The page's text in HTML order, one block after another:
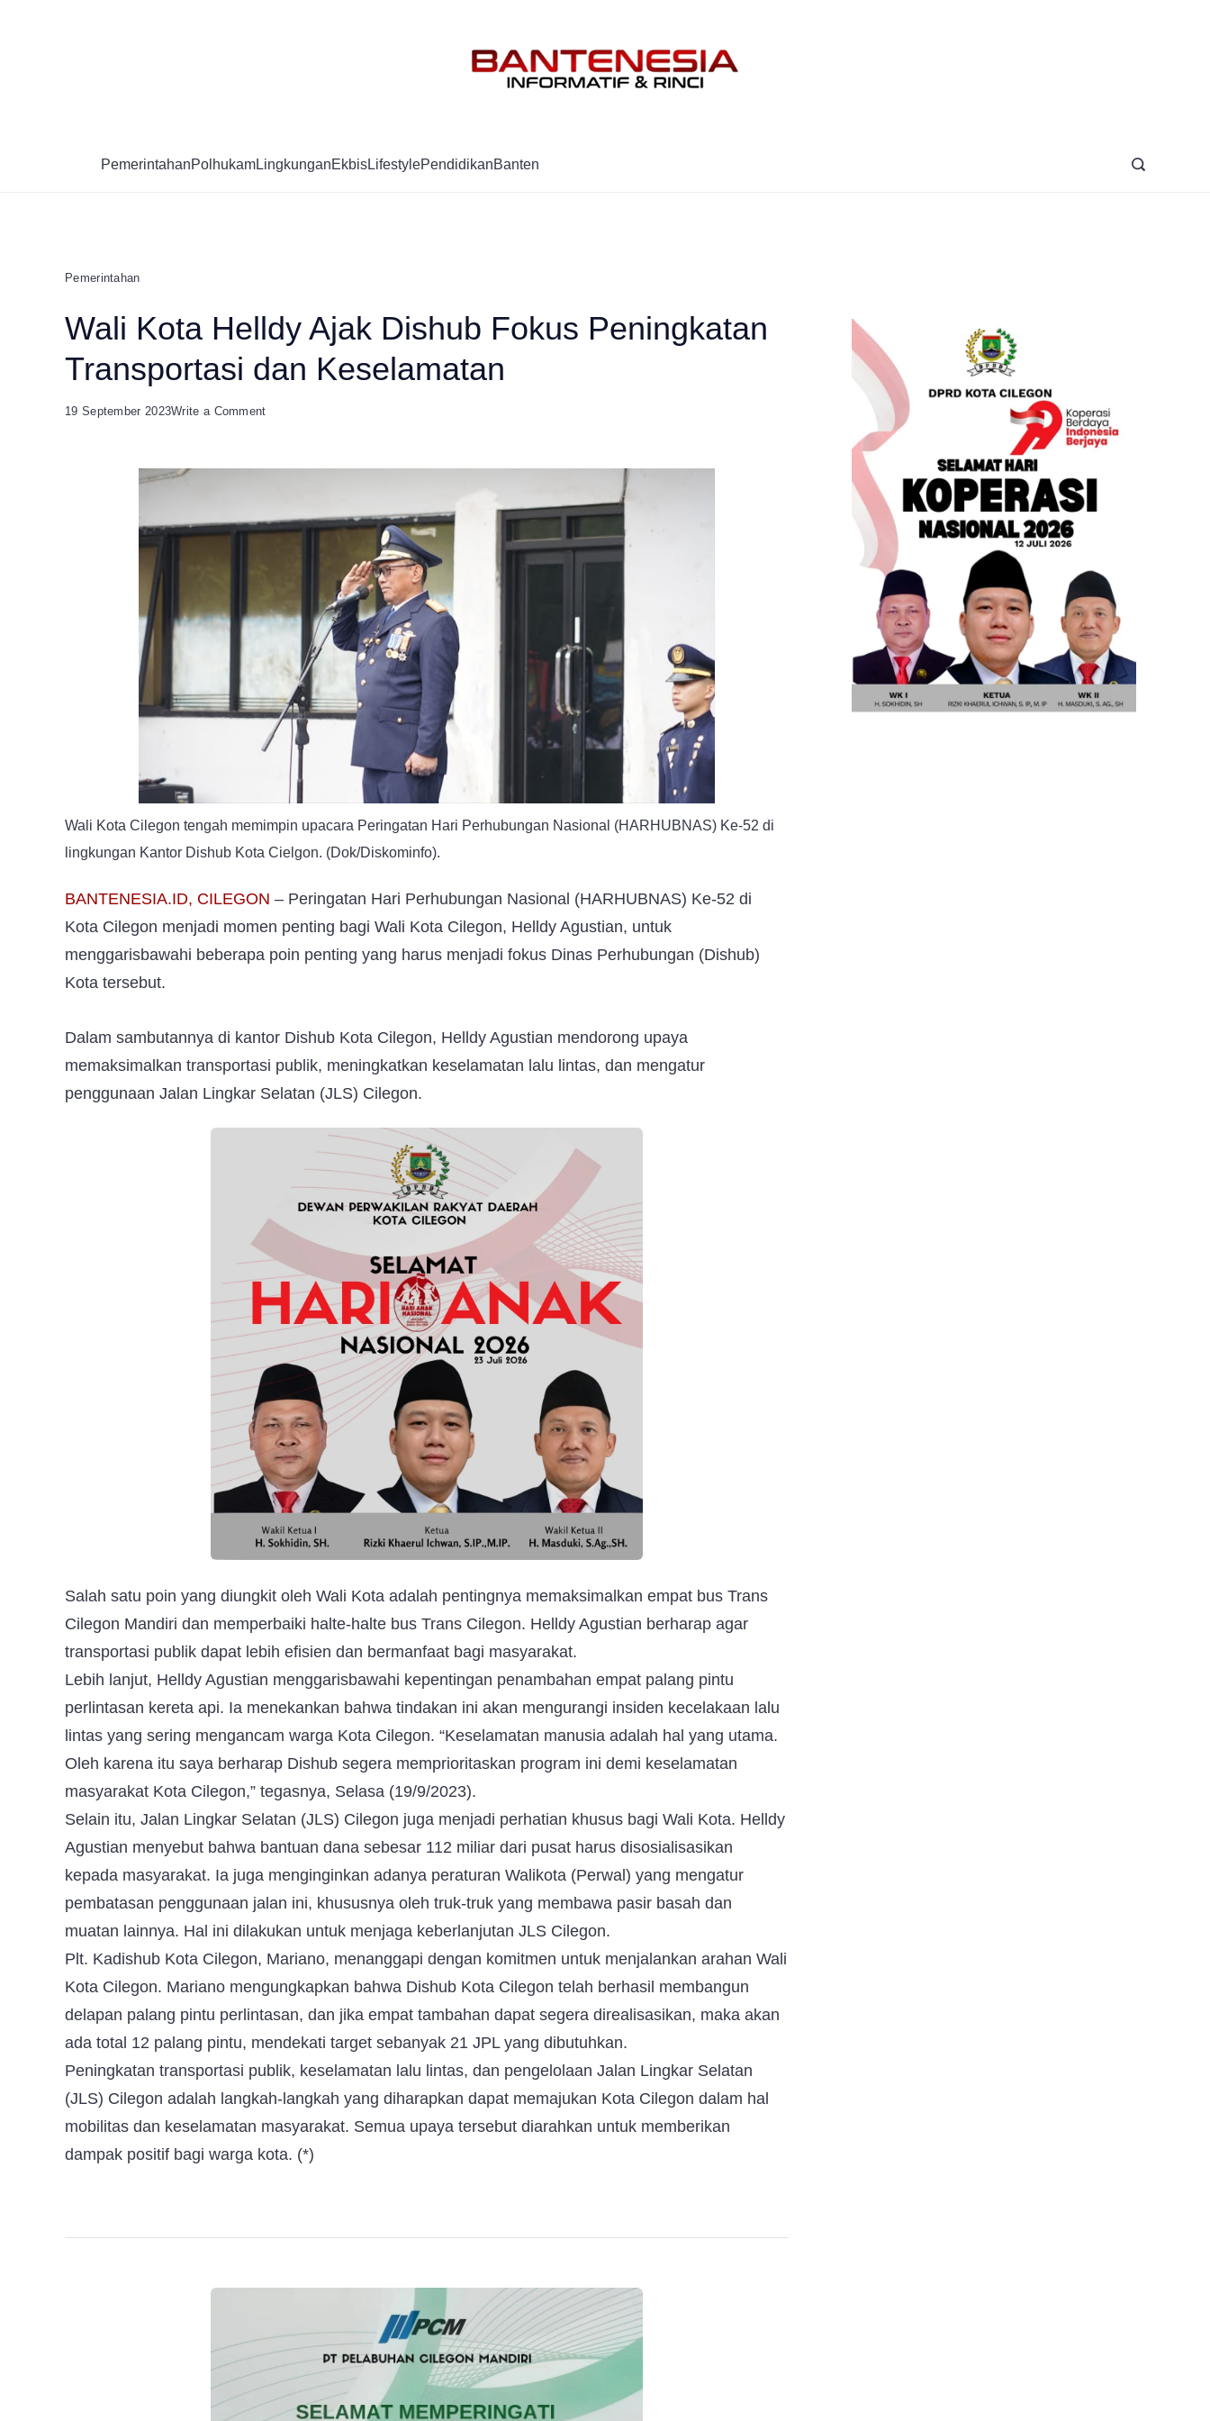
PemerintahanPolhukamLingkunganEkbisLifestylePendidikanBanten
Pemerintahan
Wali Kota Helldy Ajak Dishub Fokus Peningkatan
Transportasi dan Keselamatan
19 September 2023Write a Commenton
Ajak
Peningkatan
Transportasi
Keselamatan
Wali Kota Cilegon tengah memimpin upacara Peringatan Hari Perhubungan Nasional (HARHUBNAS) Ke-52 di
lingkungan Kantor Dishub Kota Cielgon. (Dok/Diskominfo).
BANTENESIA.ID, CILEGON – Peringatan Hari Perhubungan Nasional (HARHUBNAS) Ke-52 di
Kota Cilegon menjadi momen penting bagi Wali Kota Cilegon, Helldy Agustian, untuk
menggarisbawahi beberapa poin penting yang harus menjadi fokus Dinas Perhubungan (Dishub)
Kota tersebut.
Dalam sambutannya di kantor Dishub Kota Cilegon, Helldy Agustian mendorong upaya
memaksimalkan transportasi publik, meningkatkan keselamatan lalu lintas, dan mengatur
penggunaan Jalan Lingkar Selatan (JLS) Cilegon.
Salah satu poin yang diungkit oleh Wali Kota adalah pentingnya memaksimalkan empat bus Trans
Cilegon Mandiri dan memperbaiki halte-halte bus Trans Cilegon. Helldy Agustian berharap agar
transportasi publik dapat lebih efisien dan bermanfaat bagi masyarakat.
Lebih lanjut, Helldy Agustian menggarisbawahi kepentingan penambahan empat palang pintu
perlintasan kereta api. Ia menekankan bahwa tindakan ini akan mengurangi insiden kecelakaan lalu
lintas yang sering mengancam warga Kota Cilegon. “Keselamatan manusia adalah hal yang utama.
Oleh karena itu saya berharap Dishub segera memprioritaskan program ini demi keselamatan
masyarakat Kota Cilegon,” tegasnya, Selasa (19/9/2023).
Selain itu, Jalan Lingkar Selatan (JLS) Cilegon juga menjadi perhatian khusus bagi Wali Kota. Helldy
Agustian menyebut bahwa bantuan dana sebesar 112 miliar dari pusat harus disosialisasikan
kepada masyarakat. Ia juga menginginkan adanya peraturan Walikota (Perwal) yang mengatur
pembatasan penggunaan jalan ini, khususnya oleh truk-truk yang membawa pasir basah dan
muatan lainnya. Hal ini dilakukan untuk menjaga keberlanjutan JLS Cilegon.
Plt. Kadishub Kota Cilegon, Mariano, menanggapi dengan komitmen untuk menjalankan arahan Wali
Kota Cilegon. Mariano mengungkapkan bahwa Dishub Kota Cilegon telah berhasil membangun
delapan palang pintu perlintasan, dan jika empat tambahan dapat segera direalisasikan, maka akan
ada total 12 palang pintu, mendekati target sebanyak 21 JPL yang dibutuhkan.
Peningkatan transportasi publik, keselamatan lalu lintas, dan pengelolaan Jalan Lingkar Selatan
(JLS) Cilegon adalah langkah-langkah yang diharapkan dapat memajukan Kota Cilegon dalam hal
mobilitas dan keselamatan masyarakat. Semua upaya tersebut diarahkan untuk memberikan
dampak positif bagi warga kota. (*)